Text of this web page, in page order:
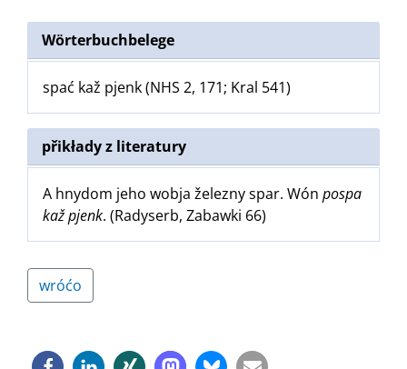
Wörterbuchbelege
spać kaž pjenk (NHS 2, 171; Kral 541)
přikłady z literatury
A hnydom jeho wobja železny spar. Wón pospa
kaž pjenk. (Radyserb, Zabawki 66)
wróćo